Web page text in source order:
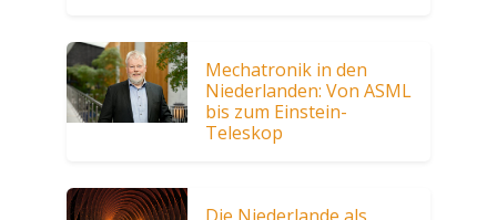
Mechatronik in den
Niederlanden: Von ASML
bis zum Einstein-
Teleskop